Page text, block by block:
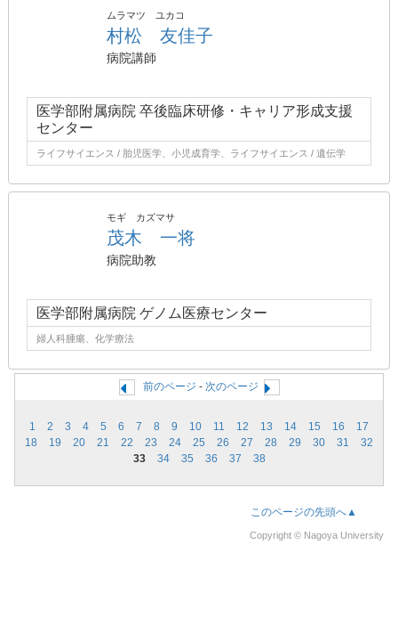
ムラマツ ユカコ
村松 友佳子
病院講師
医学部附属病院 卒後臨床研修・キャリア形成支援
センター
ライフサイエンス / 胎児医学、小児成育学、ライフサイエンス / 遺伝学
モギ カズマサ
茂木 一将
病院助教
医学部附属病院 ゲノム医療センター
婦人科腫瘍、化学療法
前のページ - 次のページ
1 2 3 4 5 6 7 8 9 10 11 12 13 14 15 16
17
18
19 20 21 22 23 24 25 26 27 28 29 30 31
32
33
34 35 36 37 38
このページの先頭へ▲
Copyright © Nagoya University